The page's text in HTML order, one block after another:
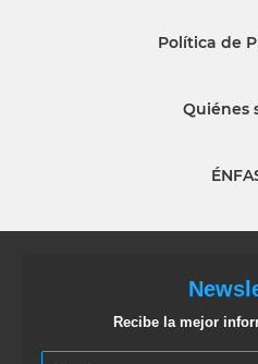
Política de
Quiénes
Recibe la mejor